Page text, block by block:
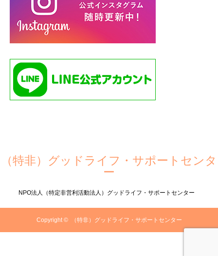
（特非）グッドライフ・サポートセンタ
ー
NPO法人（特定非営利活動法人）グッドライフ・サポートセンター
Copyright © （特非）グッドライフ・サポートセンター